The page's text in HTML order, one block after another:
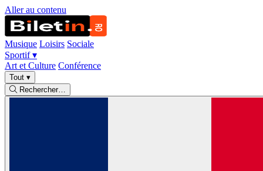
Aller au contenu
Musique Loisirs Sociale
Sportif▾
Art et Culture Conférence
Tout ▾
Rechercher…